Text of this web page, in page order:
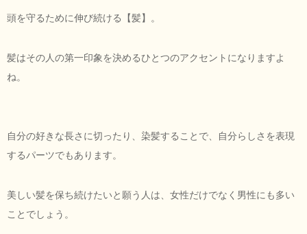
頭を守るために伸び続ける【髪】。
髪はその人の第一印象を決めるひとつのアクセントになりますよ
ね。
自分の好きな長さに切ったり、染髪することで、自分らしさを表現
するパーツでもあります。
美しい髪を保ち続けたいと願う人は、女性だけでなく男性にも多い
ことでしょう。